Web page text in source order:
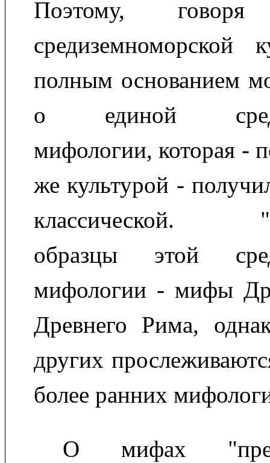
Поэтому,
полным основанием
о единой
мифологии, которая -
же культурой -
классической.
образцы этой
мифологии - мифы
Древнего Рима,
других
более ранних
О мифах